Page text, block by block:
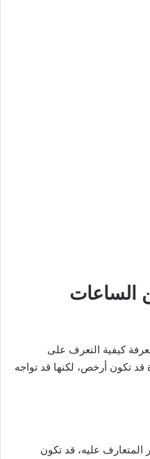
الساعات
كيفية التعرف على
قد تكون أرخص، لكنها قد تواجه
المتعارف عليه، قد تكون